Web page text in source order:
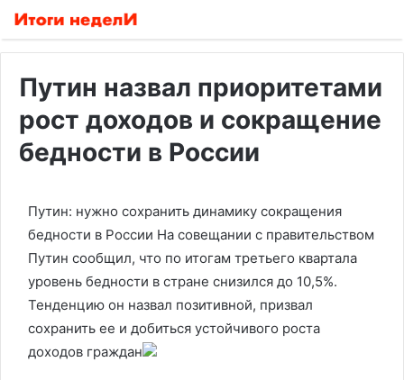
Путин назвал приоритетами
рост доходов и сокращение
бедности в России
Путин: нужно сохранить динамику сокращения
бедности в России На совещании с правительством
Путин сообщил, что по итогам третьего квартала
уровень бедности в стране снизился до 10,5%.
Тенденцию он назвал позитивной, призвал
сохранить ее и добиться устойчивого роста
доходов граждан